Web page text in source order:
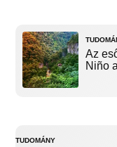
Az
Niño
TUDOMÁNY